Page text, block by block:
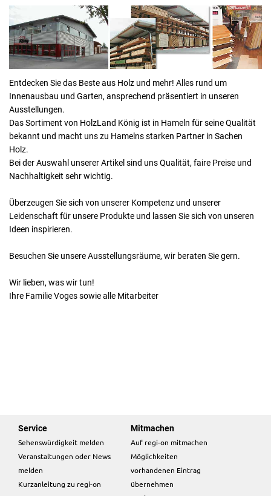
Entdecken Sie das Beste aus Holz und mehr! Alles rund um
Innenausbau und Garten, ansprechend präsentiert in unseren
Ausstellungen.
Das Sortiment von HolzLand König ist in Hameln für seine Qualität
bekannt und macht uns zu Hamelns starken Partner in Sachen
Holz.
Bei der Auswahl unserer Artikel sind uns Qualität, faire Preise und
Nachhaltigkeit sehr wichtig.
Überzeugen Sie sich von unserer Kompetenz und unserer
Leidenschaft für unsere Produkte und lassen Sie sich von unseren
Ideen inspirieren.
Besuchen Sie unsere Ausstellungsräume, wir beraten Sie gern.
Wir lieben, was wir tun!
Ihre Familie Voges sowie alle Mitarbeiter
Service
Sehenswürdigkeit melden
Veranstaltungen oder News
melden
Kurzanleitung zu regi-on
Mitmachen
Auf regi-on mitmachen
Möglichkeiten
vorhandenen Eintrag
übernehmen